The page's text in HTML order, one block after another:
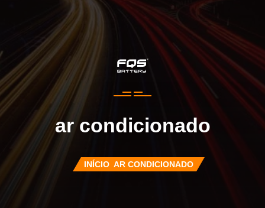
ar condicionado
INÍCIO AR CONDICIONADO